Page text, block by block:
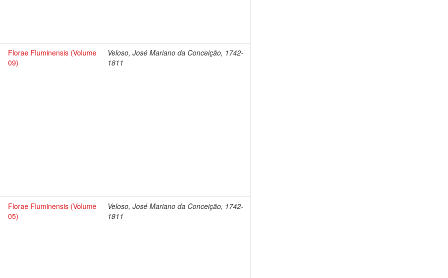
Florae Fluminensis (Volume
09)
Veloso, José Mariano da Conceição, 1742-
1811
Florae Fluminensis (Volume
05)
Veloso, José Mariano da Conceição, 1742-
1811